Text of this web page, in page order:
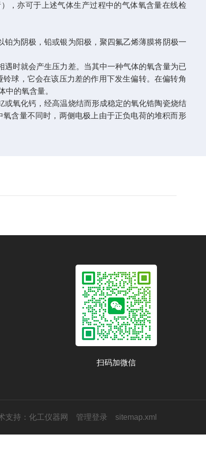
，亦可于上述气体生产过程中的气体氧含量在线检
为阴极，铅或银为阳极，聚四氟乙烯薄膜将阴极一
时就会产生压力差。当其中一种气体的氧含量为已
球，它会在该压力差的作用下发生偏转。在偏转角
中的氧含量。
氧化钙，经高温烧结而形成稳定的氧化锆陶瓷烧结
含量不同时，两侧电极上由于正负电荷的堆积而形
扫码加微信
支持： 化工仪器网 管理登录 sitemap.xml